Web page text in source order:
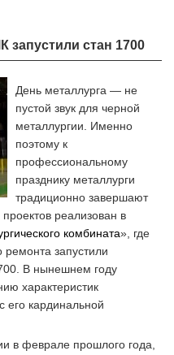
запустили стан 1700
День металлурга — не
пустой звук для черной
металлургии. Именно
поэтому к
профессиональному
празднику металлурги
традиционно завершают
реализован в
комбината», где
ремонта запустили
В нынешнем году
характеристик
кардинальной
в феврале прошлого года,